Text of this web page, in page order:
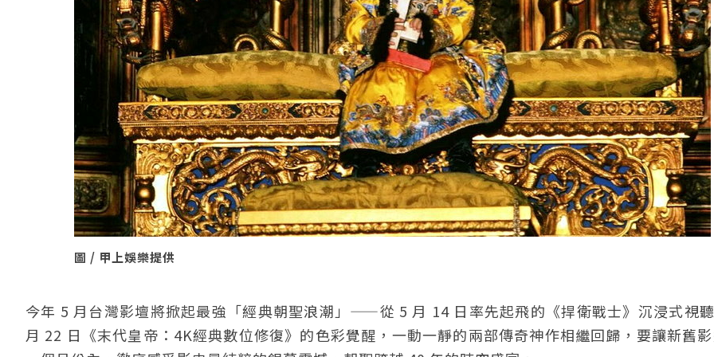
圖 / 甲上娛樂提供
今年 5 月台灣影壇將掀起最強「經典朝聖浪潮」——從 5 月 14 日率先起飛的《捍衛戰士》沉浸式視
月 22 日《末代皇帝：4K經典數位修復》的色彩覺醒，一動一靜的兩部傳奇神作相繼回歸，要讓新舊